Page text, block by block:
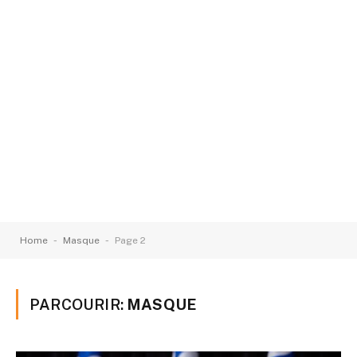
Home - Masque - Page 2
PARCOURIR: MASQUE